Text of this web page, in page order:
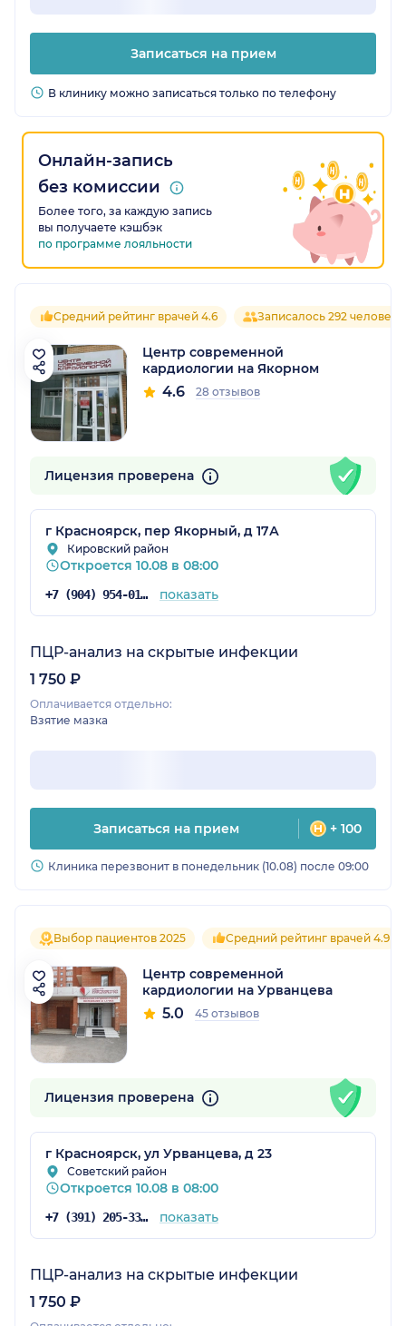
Записаться на прием
В клинику можно записаться только по телефону
Онлайн-запись
без комиссии
Более того, за каждую запись
вы получаете кэшбэк
по программе лояльности
Средний рейтинг врачей 4.6 Записалось 292 человека
Центр современной
кардиологии на Якорном
4.6 28 отзывов
Лицензия проверена
г Красноярск, пер Якорный, д 17А
Кировский район
Откроется 10.08 в 08:00
+7 (904) 954-01-72 показать
ПЦР-анализ на скрытые инфекции
1 750 ₽
Оплачивается отдельно:
Взятие мазка
Записаться на прием + 100
Клиника перезвонит в понедельник (10.08) после 09:00
Выбор пациентов 2025 Средний рейтинг врачей 4.9
Центр современной
кардиологии на Урванцева
5.0 45 отзывов
Лицензия проверена
г Красноярск, ул Урванцева, д 23
Советский район
Откроется 10.08 в 08:00
+7 (391) 205-33-33 показать
ПЦР-анализ на скрытые инфекции
1 750 ₽